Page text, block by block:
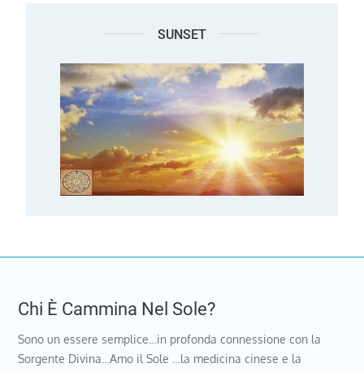
SUNSET
Chi È Cammina Nel Sole?
Sono un essere semplice…in profonda connessione con la
Sorgente Divina…Amo il Sole …la medicina cinese e la